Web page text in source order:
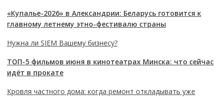
«Купалье-2026» в Александрии: Беларусь готовится к
главному летнему этно-фестивалю страны
Нужна ли SIEM Вашему бизнесу?
ТОП-5 фильмов июня в кинотеатрах Минска: что сейчас
идёт в прокате
Кровля частного дома: когда ремонт откладывать уже